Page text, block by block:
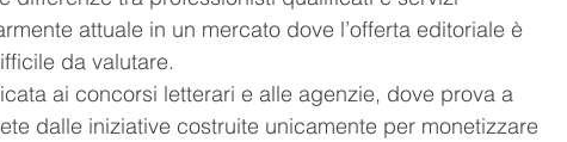
attuale in un mercato dove l’offerta editoriale è
da valutare.
ai concorsi letterari e alle agenzie, dove prova a
dalle iniziative costruite unicamente per monetizzare